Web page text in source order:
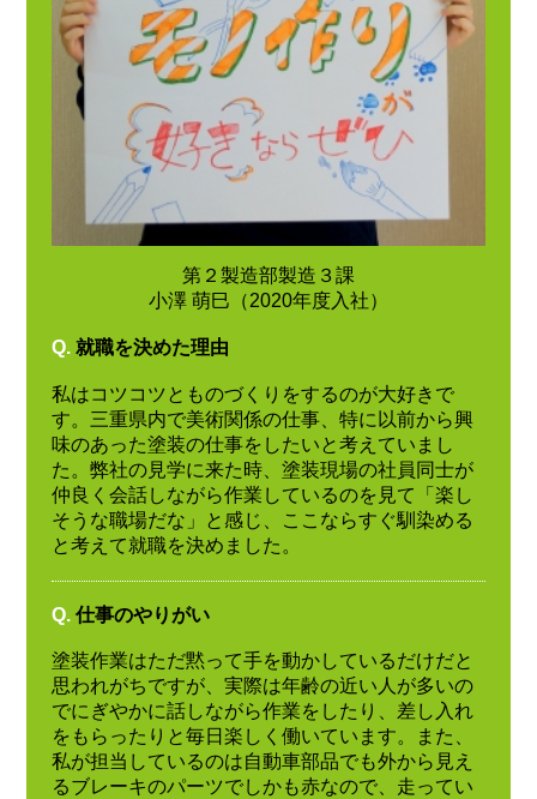
第２製造部製造３課
小澤 萌巳（2020年度入社）
Q. 就職を決めた理由
私はコツコツとものづくりをするのが大好きで
す。三重県内で美術関係の仕事、特に以前から興
味のあった塗装の仕事をしたいと考えていまし
た。弊社の見学に来た時、塗装現場の社員同士が
仲良く会話しながら作業しているのを見て「楽し
そうな職場だな」と感じ、ここならすぐ馴染める
と考えて就職を決めました。
Q. 仕事のやりがい
塗装作業はただ黙って手を動かしているだけだと
思われがちですが、実際は年齢の近い人が多いの
でにぎやかに話しながら作業をしたり、差し入れ
をもらったりと毎日楽しく働いています。また、
私が担当しているのは自動車部品でも外から見え
るブレーキのパーツでしかも赤なので、走ってい